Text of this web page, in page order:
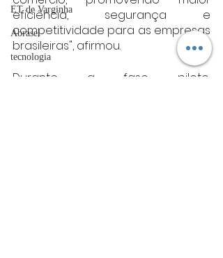
ET de Varginha
Abrasel
tecnologia
eficiência, segurança e
competitividade para as empresas
brasileiras", afirmou.
Durante a fase piloto,